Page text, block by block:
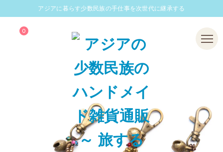
アジアに暮らす少数民族の手仕事を次世代に継承する
0 Menu